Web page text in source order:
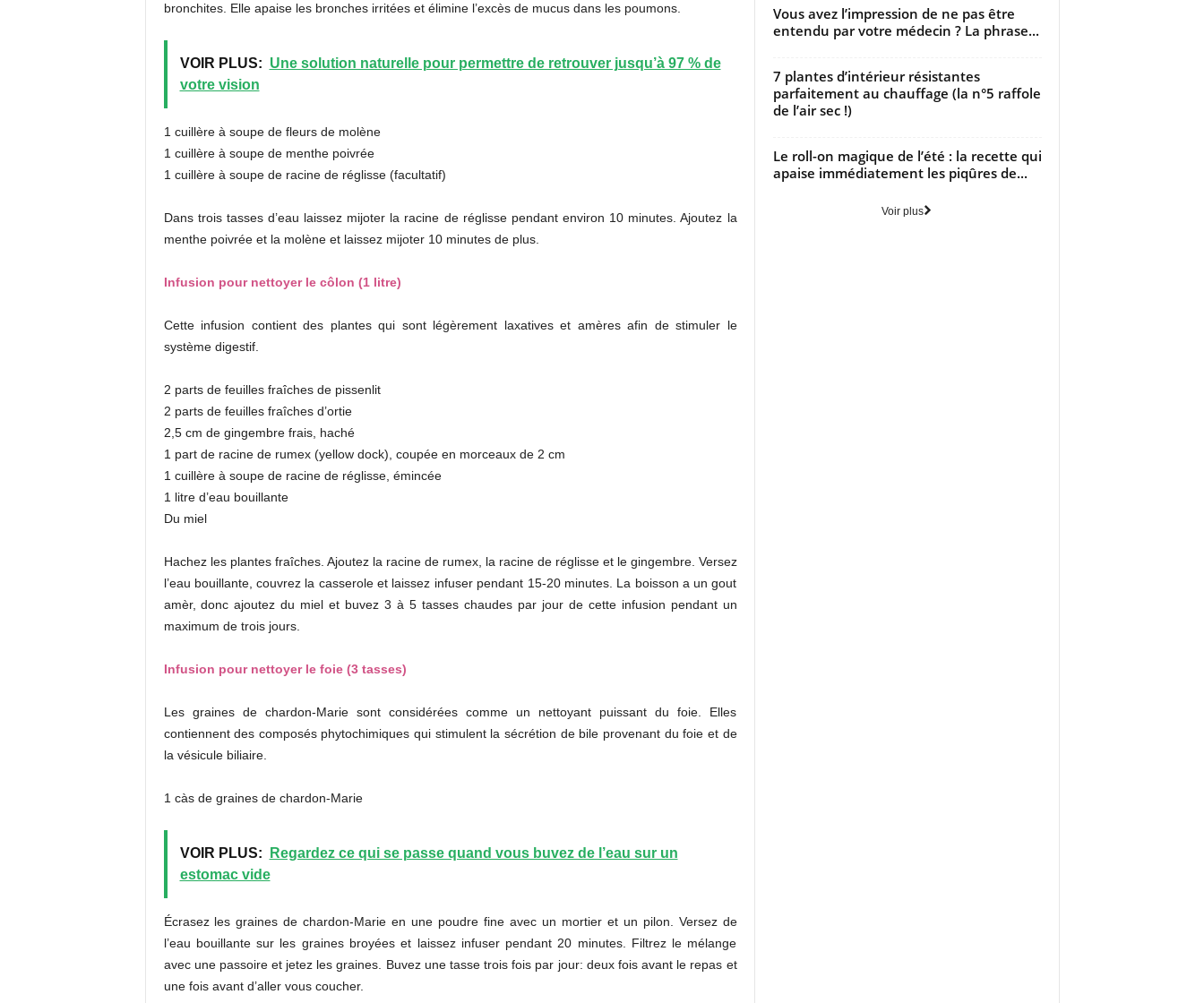
bronchites. Elle apaise les bronches irritées et élimine l’excès de mucus dans les poumons.
VOIR PLUS: Une solution naturelle pour permettre de retrouver jusqu’à 97 % de
votre vision
1 cuillère à soupe de fleurs de molène
1 cuillère à soupe de menthe poivrée
1 cuillère à soupe de racine de réglisse (facultatif)
Dans trois tasses d’eau laissez mijoter la racine de réglisse pendant environ 10 minutes. Ajoutez la
menthe poivrée et la molène et laissez mijoter 10 minutes de plus.
Infusion pour nettoyer le côlon (1 litre)
Cette infusion contient des plantes qui sont légèrement laxatives et amères afin de stimuler le
système digestif.
2 parts de feuilles fraîches de pissenlit
2 parts de feuilles fraîches d’ortie
2,5 cm de gingembre frais, haché
1 part de racine de rumex (yellow dock), coupée en morceaux de 2 cm
1 cuillère à soupe de racine de réglisse, émincée
1 litre d’eau bouillante
Du miel
Hachez les plantes fraîches. Ajoutez la racine de rumex, la racine de réglisse et le gingembre. Versez
l’eau bouillante, couvrez la casserole et laissez infuser pendant 15-20 minutes. La boisson a un gout
amèr, donc ajoutez du miel et buvez 3 à 5 tasses chaudes par jour de cette infusion pendant un
maximum de trois jours.
Infusion pour nettoyer le foie (3 tasses)
Les graines de chardon-Marie sont considérées comme un nettoyant puissant du foie. Elles
contiennent des composés phytochimiques qui stimulent la sécrétion de bile provenant du foie et de
la vésicule biliaire.
1 càs de graines de chardon-Marie
VOIR PLUS:
Regardez ce qui se passe quand vous buvez de l’eau sur un
estomac vide
Écrasez les graines de chardon-Marie en une poudre fine avec un mortier et un pilon. Versez de
l’eau bouillante sur les graines broyées et laissez infuser pendant 20 minutes. Filtrez le mélange
avec une passoire et jetez les graines. Buvez une tasse trois fois par jour: deux fois avant le repas et
une fois avant d’aller vous coucher.
Vous avez l’impression de ne pas être
entendu par votre médecin ? La phrase...
7 plantes d’intérieur résistantes
parfaitement au chauffage (la n°5 raffole
de l’air sec !)
Le roll-on magique de l’été : la recette qui
apaise immédiatement les piqûres de...
Voir plus